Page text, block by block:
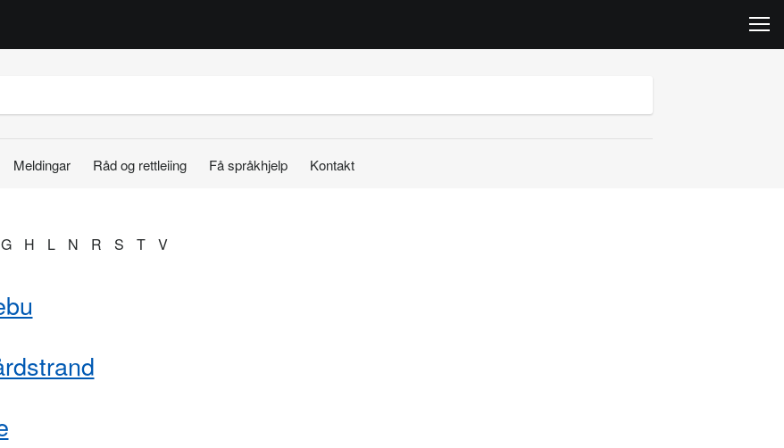
Meldingar Råd og rettleiing Få språkhjelp Kontakt
G H L N R S T V